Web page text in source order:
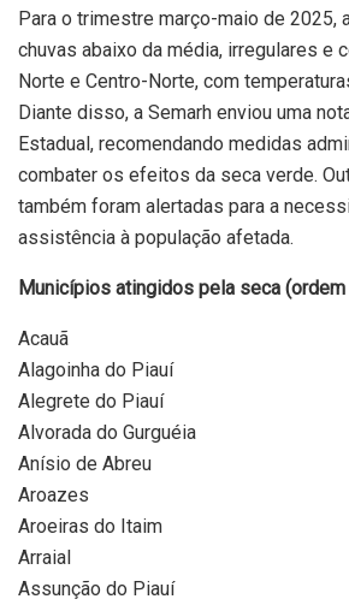
Para o trimestre março-maio de 2025,
chuvas abaixo da média, irregulares e
Norte e Centro-Norte, com
Diante disso, a Semarh enviou uma
Estadual, recomendando medidas
combater os efeitos da seca verde.
também foram alertadas para a
assistência à população afetada.
Municípios atingidos pela seca
Acauã
Alagoinha do Piauí
Alegrete do Piauí
Alvorada do Gurguéia
Anísio de Abreu
Aroazes
Aroeiras do Itaim
Arraial
Assunção do Piauí